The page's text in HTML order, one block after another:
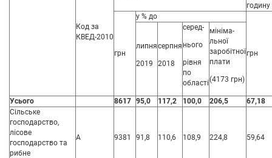
Код за
КВЕД-2010
годину
грн
у % до
грн
липня
2019
серпня
2018
серед-
нього
рівня
по
області
мініма-
льної
заробітної
плати
(4173 грн)
Усього 8617 95,0 117,2 100,0 206,5
67,18
Сільське
господарство,
лісове
господарство та
рибне
A 9381 91,8 110,6 108,9 224,8 59,64